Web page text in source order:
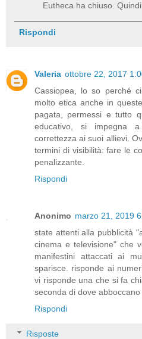
Eutheca ha chiuso.
Rispondi
Valeria ottobre 22, 2017
Cassiopea, lo so perché
molto etica anche in
pagata, permessi e tutto
educativo, si impegna
correttezza ai suoi allievi.
termini di visibilità: fare le
penalizzante.
Rispondi
Anonimo marzo 21, 2019
state attenti alla pubblicità
cinema e televisione" che
manifestini attaccati ai
sparisce. risponde ai
vi risponde una che si fa
seconda di dove
Rispondi
Risposte